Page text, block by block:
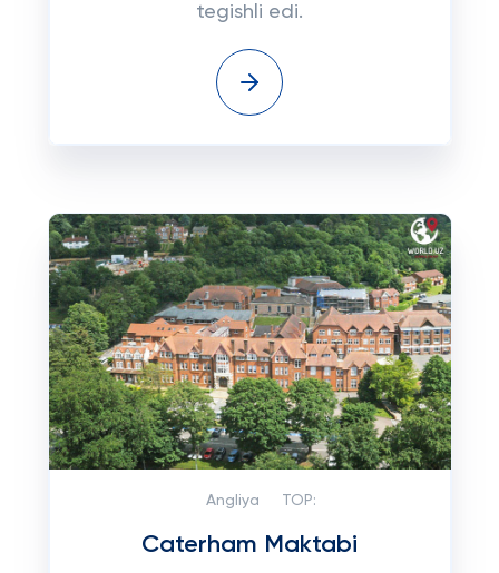
tegishli edi.
Angliya TOP:
Caterham Maktabi